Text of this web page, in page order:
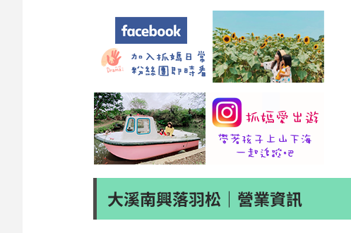
大溪南興落羽松｜營業資訊